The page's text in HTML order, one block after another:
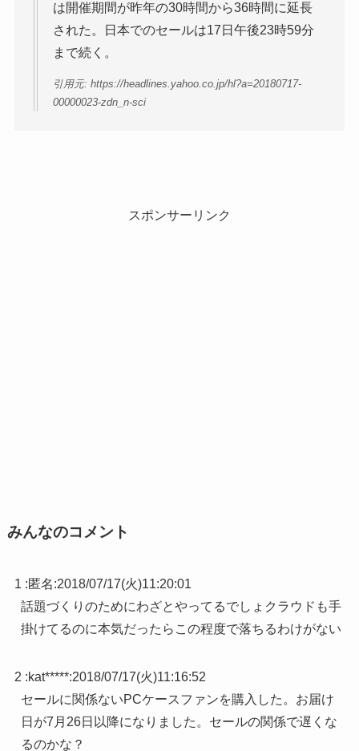
は開催期間が昨年の30時間から36時間に延長
された。日本でのセールは17日午後23時59分
まで続く。
引用元: https://headlines.yahoo.co.jp/hl?a=20180717-
00000023-zdn_n-sci
スポンサーリンク
みんなのコメント
1 :匿名:2018/07/17(火)11:20:01
話題づくりのためにわざとやってるでしょクラウドも手
掛けてるのに本気だったらこの程度で落ちるわけがない
2 :kat*****:2018/07/17(火)11:16:52
セールに関係ないPCケースファンを購入した。お届け
日が7月26日以降になりました。セールの関係で遅くな
るのかな？